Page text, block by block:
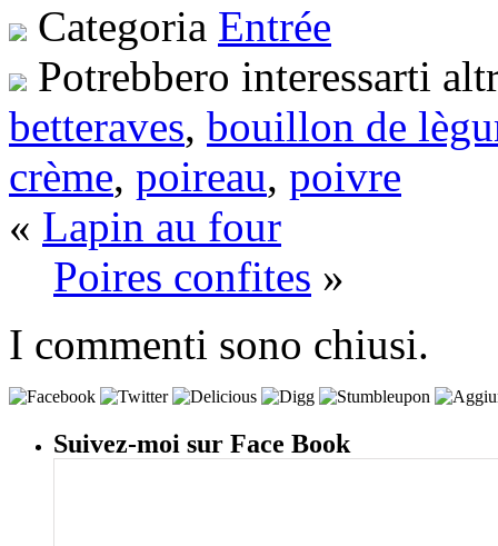
Categoria Entrée
Potrebbero interessarti
betteraves, bouillon de
crème, poireau, poivre
« Lapin au four
Poires confites »
I commenti sono chiusi.
Suivez-moi sur Face Book